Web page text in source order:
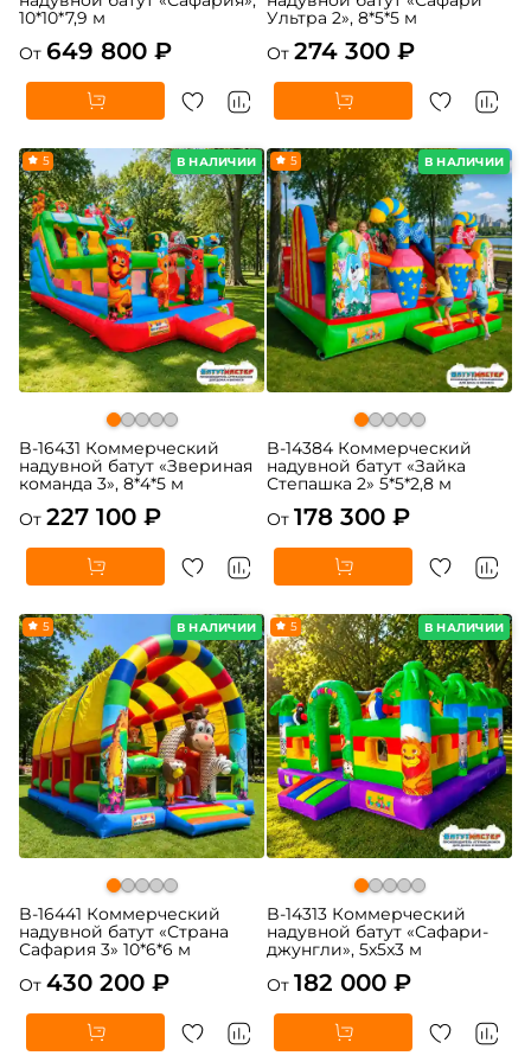
10*10*7,9 м
От 649 800 ₽
Ультра 2», 8*5*5 м
От 274 300 ₽
В НАЛИЧИИ
5
B-16431 Коммерческий
надувной батут «Звериная
команда 3», 8*4*5 м
От 227 100 ₽
В НАЛИЧИИ
5
B-14384 Коммерческий
надувной батут «Зайка
Степашка 2» 5*5*2,8 м
От 178 300 ₽
В НАЛИЧИИ
5
B-16441 Коммерческий
надувной батут «Страна
Сафария 3» 10*6*6 м
От 430 200 ₽
В НАЛИЧИИ
5
B-14313 Коммерческий
надувной батут «Сафари-
джунгли», 5x5x3 м
От 182 000 ₽